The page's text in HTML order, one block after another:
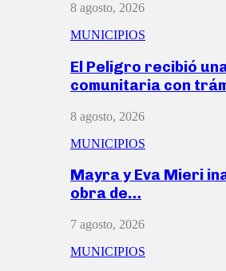
8 agosto, 2026
MUNICIPIOS
El Peligro recibió
comunitaria con
8 agosto, 2026
MUNICIPIOS
Mayra y Eva Mieri
obra de…
7 agosto, 2026
MUNICIPIOS